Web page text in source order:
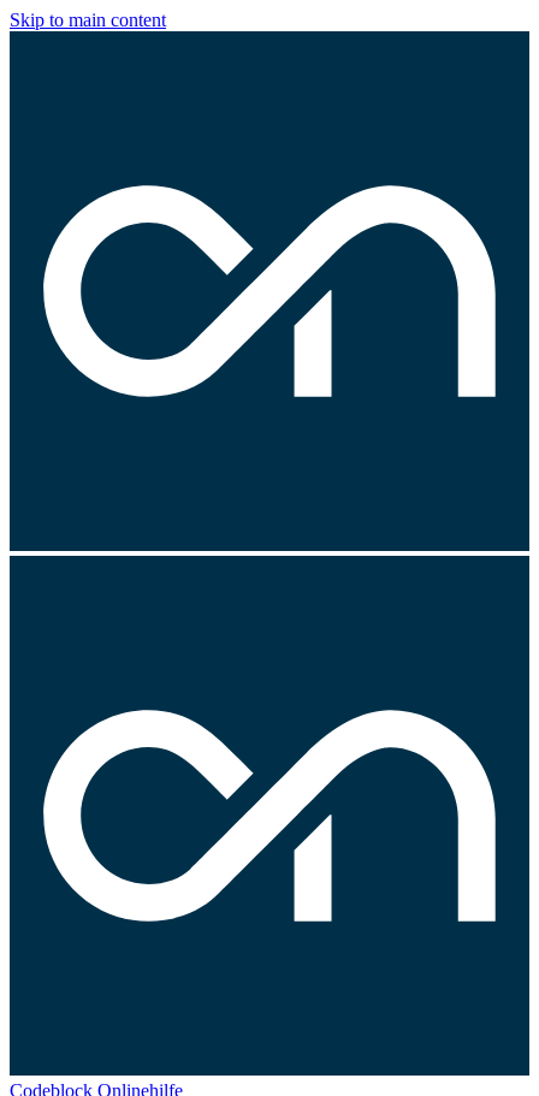
Skip to main content
Codeblock Onlinehilfe